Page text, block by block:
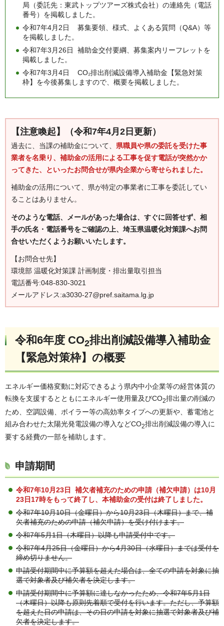
局（委託先：東武トップツアーズ株式会社）の連絡先（電話
番号）を掲載しました。
令和7年4月2日 募集要領、様式、よくある質問（Q&A）等
を掲載しました。
令和7年3月26日 補助金交付要綱、募集案内リーフレットを
掲載しました。
令和7年3月4日 CO₂排出削減設備導入補助金【緊急対策
枠】を今後募集しますので、概要を掲載しました。
【注意喚起】（令和7年4月2日更新）
過去に、当課の補助金について、 県職員や県の委託を受けた事
業者を名乗り、補助金の活用による工事を促す電話が突然かか
ってきた、といったお問合せが県内企業から寄せられました。
補助金の活用について、県が特定の事業者に工事を委託してい
ることはありません。
そのような電話、メールがあった場合は、すぐに回答せず、相
手の氏名・電話番号をご確認の上、埼玉県温暖化対策課へお問
合せいただくようお願いいたします。
【お問合せ先】
環境部 温暖化対策課 計画制度・排出量取引担当
電話番号:048-830-3021
メールアドレス:a3030-27@pref.saitama.lg.jp
令和6年度 CO2排出削減設備導入補助金
【緊急対策枠】の概要
エネルギー価格変動に対応できるよう県内中小企業等の経営体質の
転換を支援するとともにエネルギー使用量及びCO2排出量の削減の
ため、空調設備、ボイラー等の高効率タイプへの更新や、蓄電池と
組み合わせた太陽光発電設備の導入などCO2排出削減設備の導入に
要する経費の一部を補助します。
申請期間
令和7年10月23日 補欠者補充のための申請（補欠申請）は10月
23日17時をもって終了し、本補助金の受付は終了しました。
令和7年10月10日（金曜日）から10月23日（木曜日）まで、補
欠者補充のための申請（補欠申請）を受け付けます。
令和7年5月1日（木曜日）以降も申請受付中です。
令和7年4月25日（金曜日）から4月30日（水曜日）までは受付を
締め切りません。
申請受付期間中に予算額を超えた場合は、全ての申請を対象に抽
選で対象者及び補欠者を決定します。
申請受付期間中に予算額に達しなかったため、令和7年5月1日
（木曜日）以降も原則先着順で受付を行います。ただし、予算額
を超えた日の申請は、その日の申請を対象に抽選で対象者及び補
欠者を決定します。